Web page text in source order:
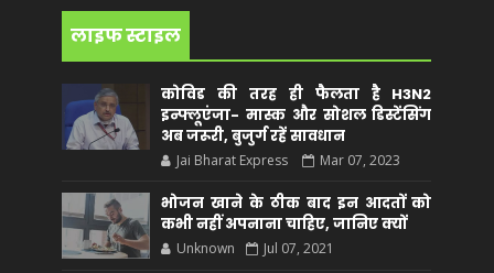
लाइफ स्टाइल
कोविड की तरह ही फैलता है H3N2
इन्फ्लूएंजा- मास्क और सोशल डिस्टेंसिंग
अब जरूरी, बुजुर्ग रहें सावधान
Jai Bharat Express Mar 07, 2023
भोजन खाने के ठीक बाद इन आदतों को
कभी नहीं अपनाना चाहिए, जानिए क्यों
Unknown Jul 07, 2021